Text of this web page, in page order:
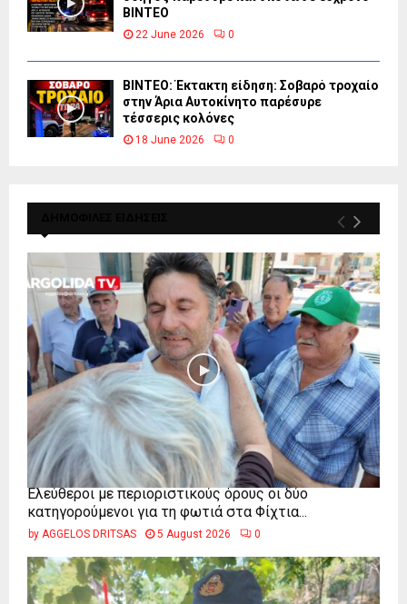
ΒΙΝΤΕΟ
22 June 2026 0
ΒΙΝΤΕΟ: Έκτακτη είδηση: Σοβαρό τροχαίο
στην Άρια Αυτοκίνητο παρέσυρε
τέσσερις κολόνες
18 June 2026 0
Ελεύθεροι με περιοριστικούς όρους οι δύο
κατηγορούμενοι για τη φωτιά στα Φίχτια...
by AGGELOS DRITSAS 5 August 2026 0